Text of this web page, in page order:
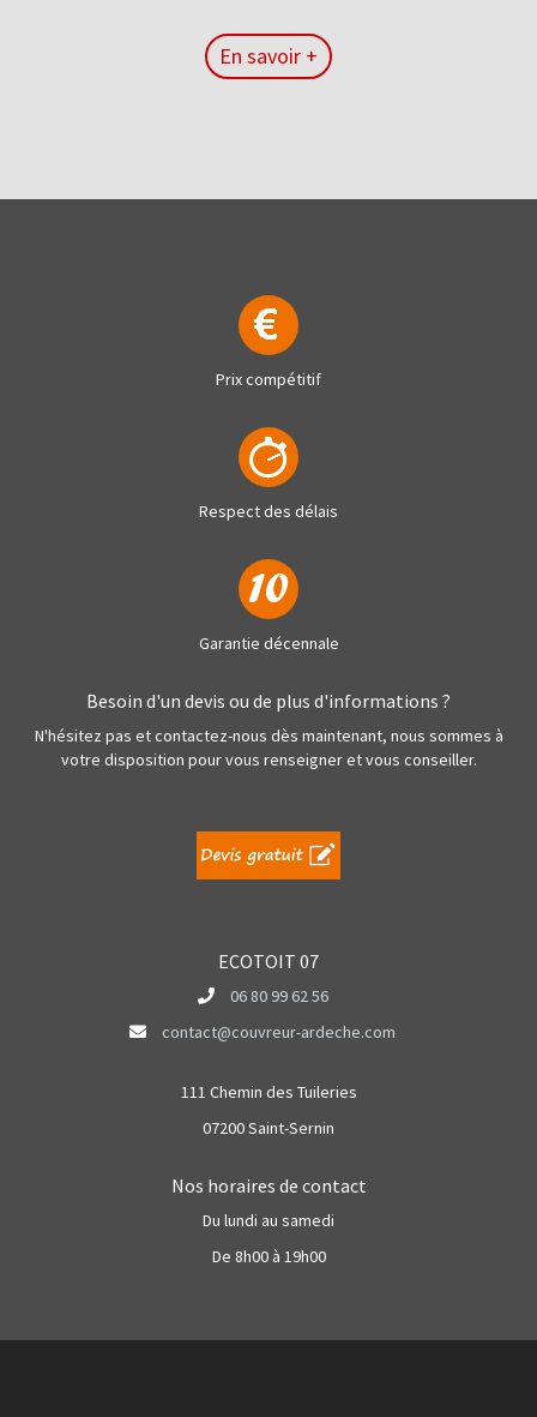
En savoir +
Prix compétitif
Respect des délais
Garantie décennale
Besoin d'un devis ou de plus d'informations ?
N'hésitez pas et contactez-nous dès maintenant, nous sommes à
votre disposition pour vous renseigner et vous conseiller.
ECOTOIT 07
06 80 99 62 56
contact@couvreur-ardeche.com
111 Chemin des Tuileries
07200 Saint-Sernin
Nos horaires de contact
Du lundi au samedi
De 8h00 à 19h00